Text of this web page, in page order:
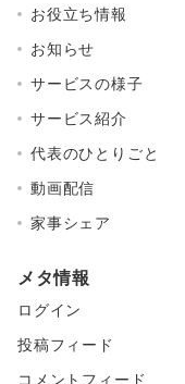
お役立ち情報
お知らせ
サービスの様子
サービス紹介
代表のひとりごと
動画配信
家事シェア
メタ情報
ログイン
投稿フィード
コメントフィード